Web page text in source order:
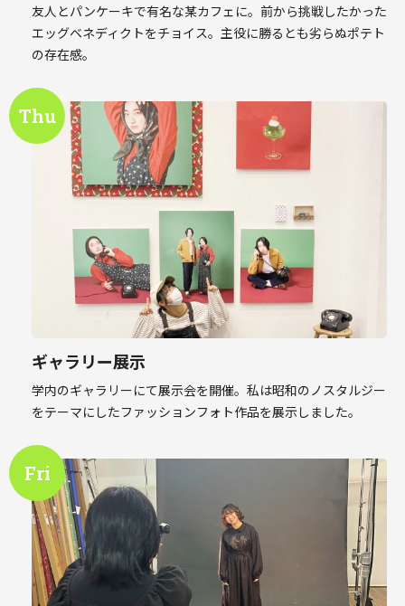
友人とパンケーキで有名な某カフェに。前から挑戦したかった
エッグベネディクトをチョイス。主役に勝るとも劣らぬポテト
の存在感。
ギャラリー展示
学内のギャラリーにて展示会を開催。私は昭和のノスタルジー
をテーマにしたファッションフォト作品を展示しました。